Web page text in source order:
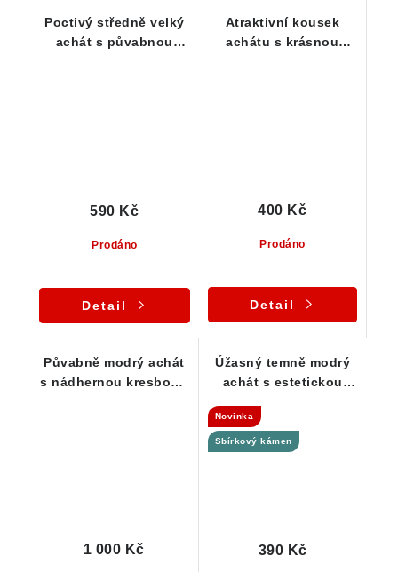
Poctivý středně velký
achát s půvabnou
Prodáno
590 Kč
Detail
Atraktivní kousek
achátu s krásnou
Prodáno
400 Kč
Detail
Půvabně modrý achát
s nádhernou kresbou -
1 000 Kč
Úžasný temně modrý
achát s estetickou
Novinka
Sbírkový kámen
390 Kč